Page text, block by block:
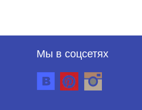
Мы в соцсетях